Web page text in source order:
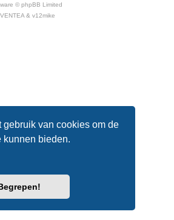
gebruik van cookies om de
kunnen bieden.
© phpBB Limited
& v12mike